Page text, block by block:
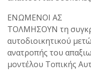
ΕΝΩΜΕΝΟΙ ΑΣ
ΤΟΛΜΗΣΟΥΝ τη
αυτοδιοικητικού
ανατροπής του
μοντέλου Τοπικής